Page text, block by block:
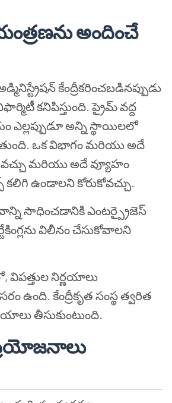
అందించే
కేంద్రీకరించబడినప్పుడు
కనిపిస్తుంది. ప్రైమ్ వద్ద
ఎల్లప్పుడూ అన్ని స్థాయిలలో
ఒక విభాగం మరియు అదే
మరియు అదే వ్యూహం
ఉండాలని కోరుకోవచ్చు.
సాధించడానికి ఎంటర్ప్రైజెస్
విలీనం చేసుకోవాలని
విపత్తుల నిర్ణయాలు
ఉంది. కేంద్రీకృత సంస్థ త్వరిత
తీసుకుంటుంది.